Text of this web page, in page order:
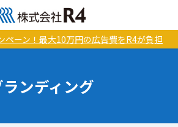
ペーン！最大10万円の広告費をR4が負担
ランディング